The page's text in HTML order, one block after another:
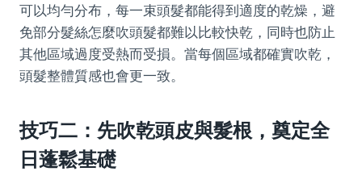
可以均勻分布，每一束頭髮都能得到適度的乾燥，避
免部分髮絲怎麼吹頭髮都難以比較快乾，同時也防止
其他區域過度受熱而受損。當每個區域都確實吹乾，
頭髮整體質感也會更一致。
技巧二：先吹乾頭皮與髮根，奠定全
日蓬鬆基礎